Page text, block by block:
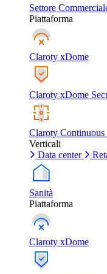
Settore
Piattaforma
Claroty xDome
Claroty xDome
Claroty
Verticali
Data center
Sanità
Piattaforma
Claroty xDome